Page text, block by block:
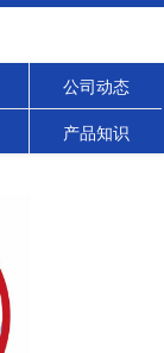
公司动态
产品知识